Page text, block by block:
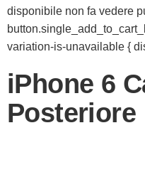
disponibile non fa vedere
variation-is-unavailable {
iPhone 6
Posteriore